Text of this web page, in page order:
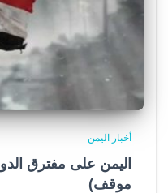
أخبار اليمن
اليمن على مفترق
موقف)